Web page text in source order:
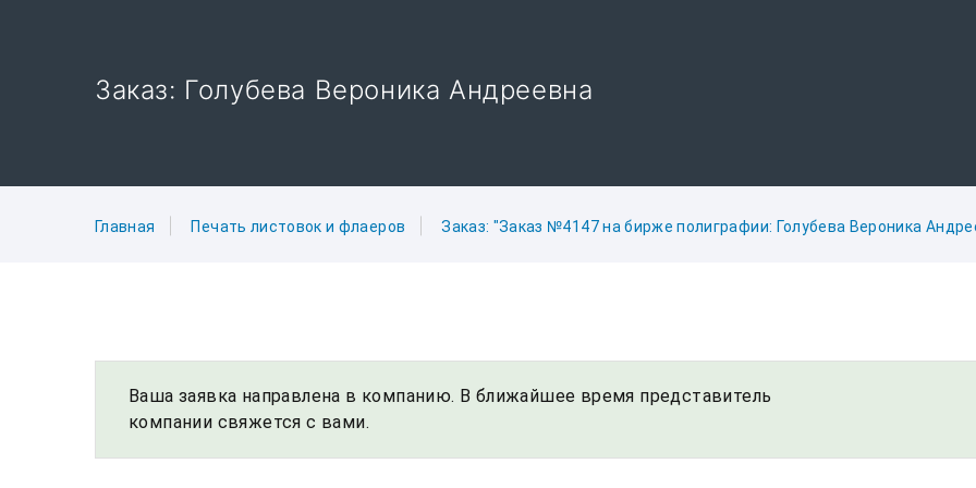
Заказ: Голубева Вероника Андреевна
Главная Печать листовок и флаеров Заказ: "Заказ №4147 на бирже полиграфии: Голубева Вероника
Ваша заявка направлена в компанию. В ближайшее время представитель
компании свяжется с вами.